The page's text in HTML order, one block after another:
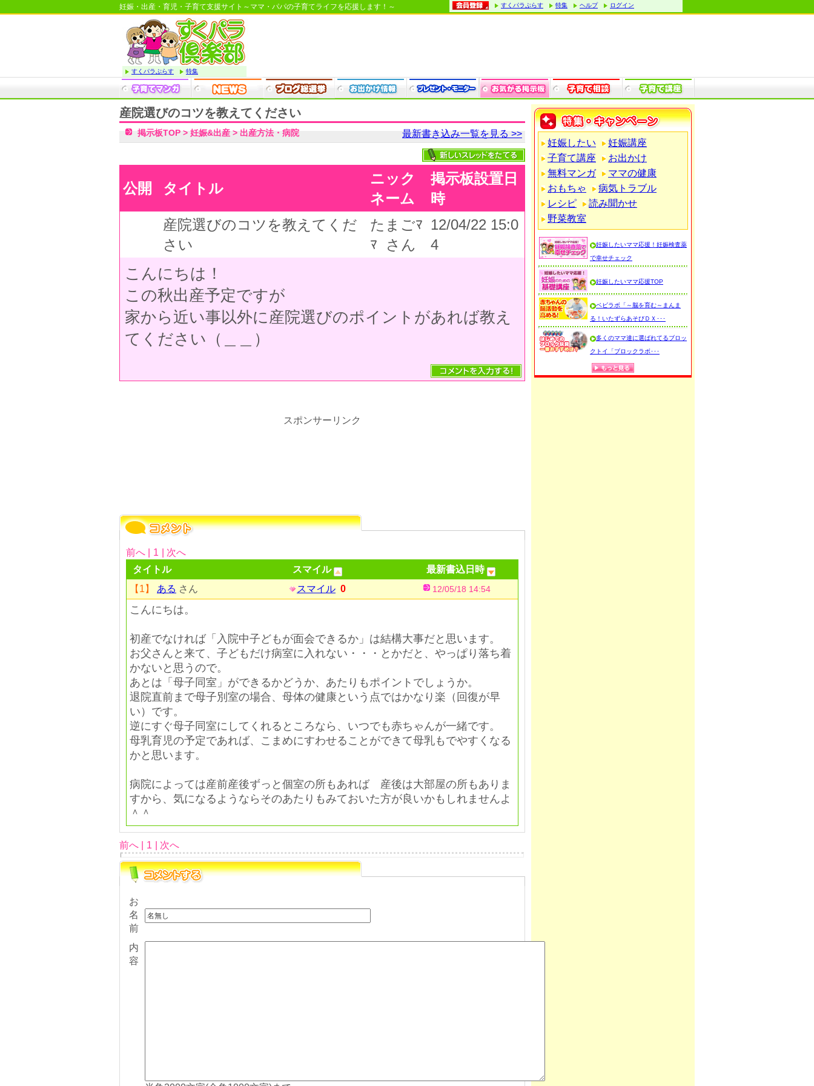
妊娠・出産・育児・子育て支援サイト～ママ・パパの子育てライフを応援します！～ すくパラぷらす 特集 ヘルプ ログイン
すくパラぷらす 特集
産院選びのコツを教えてください
最新書き込み一覧を見る >>
掲示板TOP > 妊娠&出産 > 出産方法・病院
公開 タイトル
ニック
ネーム
掲示板設置日
時
産院選びのコツを教えてくだ
さい
たまごﾏ
ﾏ さん
12/04/22 15:0
4
こんにちは！
この秋出産予定ですが
家から近い事以外に産院選びのポイントがあれば教え
てください（＿＿）
スポンサーリンク
前へ | 1
| 次へ
タイトル
スマイル
最新書込日時
【1】
ある さん スマイル 0 12/05/18 14:54
こんにちは。
初産でなければ「入院中子どもが面会できるか」は結構大事だと思います。
お父さんと来て、子どもだけ病室に入れない・・・とかだと、やっぱり落ち着
かないと思うので。
あとは「母子同室」ができるかどうか、あたりもポイントでしょうか。
退院直前まで母子別室の場合、母体の健康という点ではかなり楽（回復が早
い）です。
逆にすぐ母子同室にしてくれるところなら、いつでも赤ちゃんが一緒です。
母乳育児の予定であれば、こまめにすわせることができて母乳もでやすくなる
かと思います。
病院によっては産前産後ずっと個室の所もあれば 産後は大部屋の所もありま
すから、気になるようならそのあたりもみておいた方が良いかもしれませんよ
＾＾
前へ | 1 | 次へ
お
名
前
内
容
妊娠したい
妊娠講座
子育て講座
お出かけ
無料マンガ
ママの健康
おもちゃ
病気トラブル
レシピ
読み聞かせ
野菜教室
妊娠したいママ応援！妊娠検査薬
で幸せチェック
妊娠したいママ応援TOP
ベビラボ「～脳を育む～まんま
る！いたずらあそびＤＸ･･･
多くのママ達に選ばれてるブロッ
クトイ「ブロックラボ･･･